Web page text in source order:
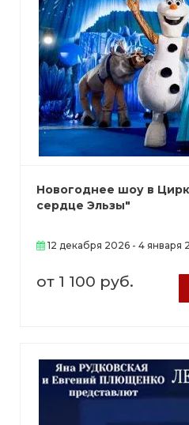
Новогоднее шоу в
сердце Эльзы"
12 декабря 2026 - 4 января
от 1 100 руб.